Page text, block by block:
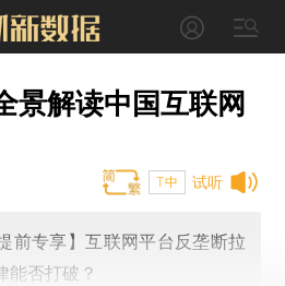
景解读中国互联网
试听
T中
前专享】互联网平台反垄断拉
能否打破？